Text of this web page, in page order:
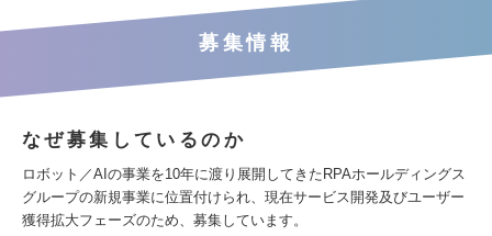
募集情報
なぜ募集しているのか
ロボット／AIの事業を10年に渡り展開してきたRPAホールディングス
グループの新規事業に位置付けられ、現在サービス開発及びユーザー
獲得拡大フェーズのため、募集しています。